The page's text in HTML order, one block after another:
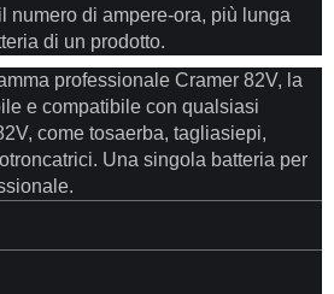
numero di ampere-ora, più lunga
di un prodotto.
professionale Cramer 82V, la
e compatibile con qualsiasi
come tosaerba, tagliasiepi,
Una singola batteria per